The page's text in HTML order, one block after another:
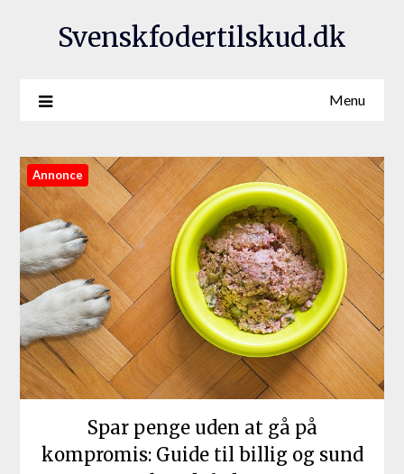
Svenskfodertilskud.dk
Menu
Annonce
Spar penge uden at gå på
kompromis: Guide til billig og sund